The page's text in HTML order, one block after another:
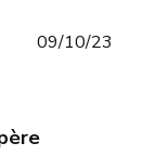
09/10/23